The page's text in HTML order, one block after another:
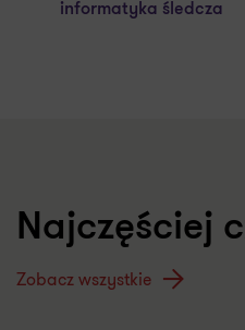
informatyka śledcza
Najczęściej
Zobacz wszystkie